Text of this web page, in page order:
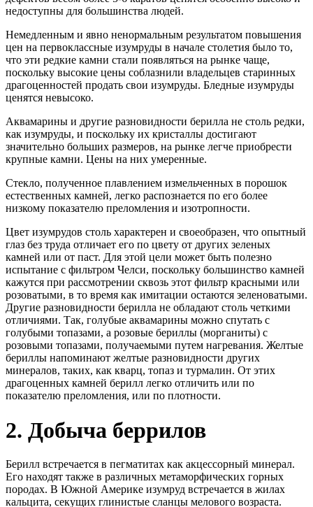
недоступны для большинства людей.
Немедленным и явно ненормальным результатом повышения
цен на первоклассные изумруды в начале столетия было то,
что эти редкие камни стали появляться на рынке чаще,
поскольку высокие цены соблазнили владельцев старинных
драгоценностей продать свои изумруды. Бледные изумруды
ценятся невысоко.
Аквамарины и другие разновидности берилла не столь редки,
как изумруды, и поскольку их кристаллы достигают
значительно больших размеров, на рынке легче приобрести
крупные камни. Цены на них умеренные.
Стекло, полученное плавлением измельченных в порошок
естественных камней, легко распознается по его более
низкому показателю преломления и изотропности.
Цвет изумрудов столь характерен и своеобразен, что опытный
глаз без труда отличает его по цвету от других зеленых
камней или от паст. Для этой цели может быть полезно
испытание с фильтром Челси, поскольку большинство камней
кажутся при рассмотрении сквозь этот фильтр красными или
розоватыми, в то время как имитации остаются зеленоватыми.
Другие разновидности берилла не обладают столь четкими
отличиями. Так, голубые аквамарины можно спутать с
голубыми топазами, а розовые бериллы (морганиты) с
розовыми топазами, получаемыми путем нагревания. Желтые
бериллы напоминают желтые разновидности других
минералов, таких, как кварц, топаз и турмалин. От этих
драгоценных камней берилл легко отличить или по
показателю преломления, или по плотности.
2. Добыча беррилов
Берилл встречается в пегматитах как акцессорный минерал.
Его находят также в различных метаморфических горных
породах. В Южной Америке изумруд встречается в жилах
кальцита, секущих глинистые сланцы мелового возраста.